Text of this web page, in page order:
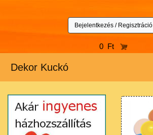
Bejelentkezés / Regisztráció
0 Ft
Dekor Kuckó